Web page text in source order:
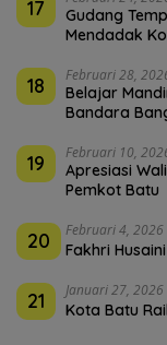
17
Gudang
Mendadak
18 Februari 28,
Belajar
Bandara
19 Februari 10,
Apresiasi
Pemkot Batu
20 Februari 4, 2026
Fakhri
21 Januari 27, 2026
Kota Batu